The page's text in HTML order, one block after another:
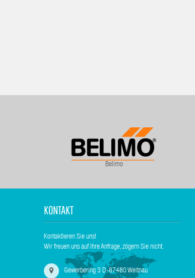
Belimo
KONTAKT
Kontaktieren Sie uns!
Wir freuen uns auf Ihre Anfrage, zögern Sie nicht.
Gewerbering 3 D-87480 Weitnau